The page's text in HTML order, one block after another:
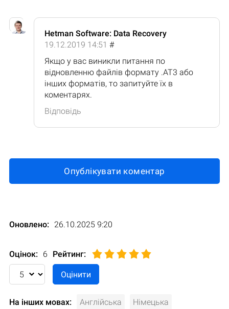
Hetman Software: Data Recovery
19.12.2019 14:51 #
Якщо у вас виникли питання по
відновленню файлів формату .AT3 або
інших форматів, то запитуйте їх в
коментарях.
Відповідь
Опублікувати коментар
Оновлено: 26.10.2025 9:20
Оцінок: 6 Рейтинг:
На інших мовах: Англійська Німецька